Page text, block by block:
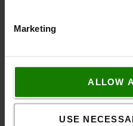
Marketing
ALLOW
USE
12 V - 24 V
IP 69K